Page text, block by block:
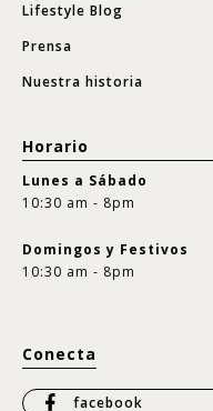
Lifestyle Blog
Prensa
Nuestra historia
Horario
Lunes a Sábado
10:30 am - 8pm
Domingos y Festivos
10:30 am - 8pm
Conecta
facebook